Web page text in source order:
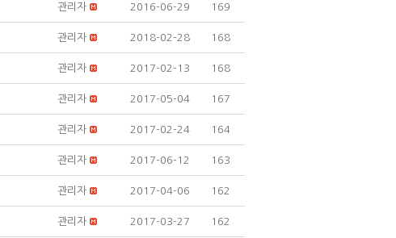
관리자 2016-06-29 169
관리자 2018-02-28 168
관리자 2017-02-13 168
관리자 2017-05-04 167
관리자 2017-02-24 164
관리자 2017-06-12 163
관리자 2017-04-06 162
관리자 2017-03-27 162